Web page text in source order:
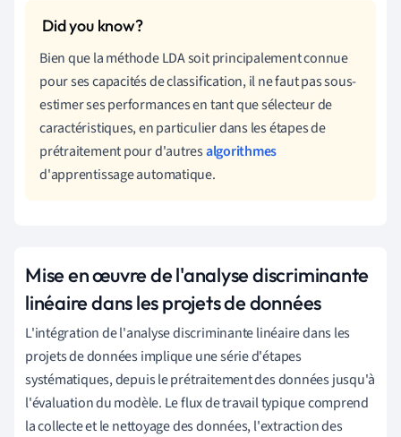
Bien que la méthode LDA soit principalement connue
pour ses capacités de classification, il ne faut pas sous-
estimer ses performances en tant que sélecteur de
caractéristiques, en particulier dans les étapes de
prétraitement pour d'autresalgorithmes
d'apprentissage automatique.
Mise en œuvre de l'analyse discriminante
linéaire dans les projets de données
L'intégration de l'analyse discriminante linéaire dans les
projets de données implique une série d'étapes
systématiques, depuis le prétraitement des données jusqu'à
l'évaluation du modèle. Le flux de travail typique comprend
la collecte et le nettoyage des données, l'extraction des